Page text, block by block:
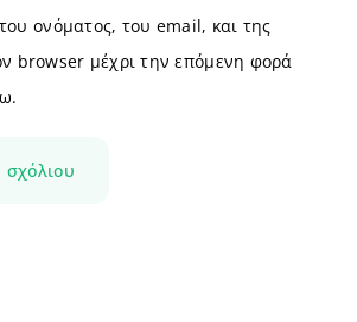
ονόματος, του email, και της
browser μέχρι την επόμενη φορά